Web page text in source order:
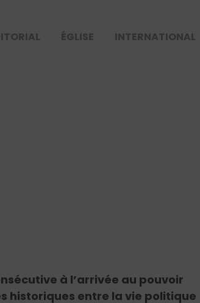
ÉGLISE INTERNATIONAL
à l’arrivée au pouvoir
historiques entre la vie politique